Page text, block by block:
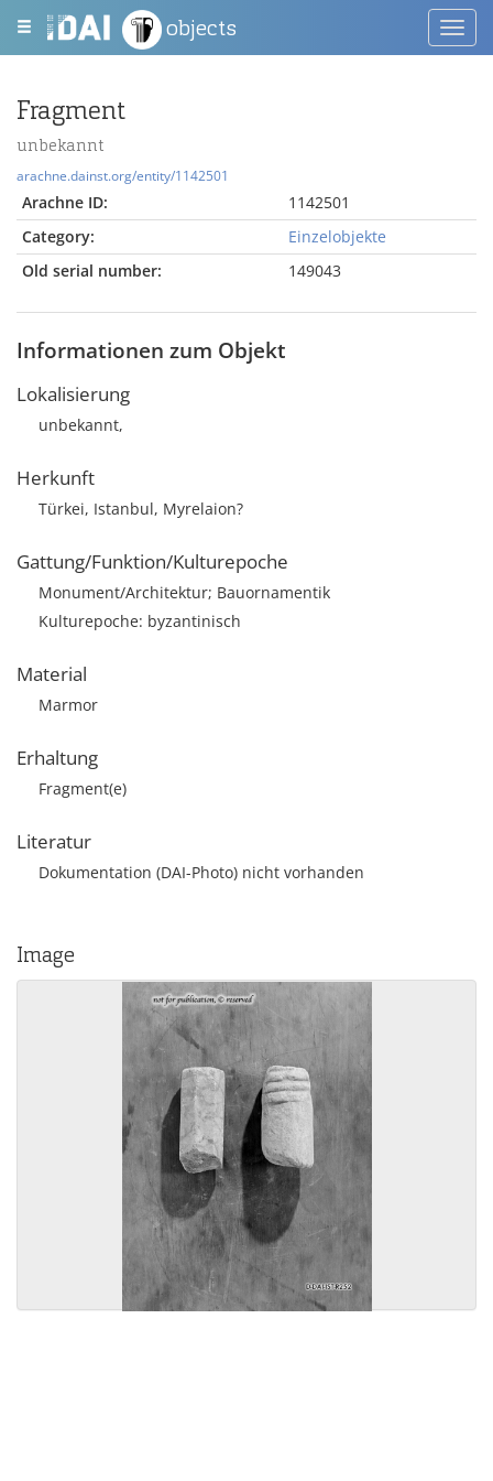
objects
Fragment
unbekannt
arachne.dainst.org/entity/1142501
Arachne ID:
1142501
Category:
Einzelobjekte
Old serial number:
149043
Informationen zum Objekt
Lokalisierung
unbekannt,
Herkunft
Türkei, Istanbul, Myrelaion?
Gattung/Funktion/Kulturepoche
Monument/Architektur; Bauornamentik
Kulturepoche: byzantinisch
Material
Marmor
Erhaltung
Fragment(e)
Literatur
Dokumentation (DAI-Photo) nicht vorhanden
Image